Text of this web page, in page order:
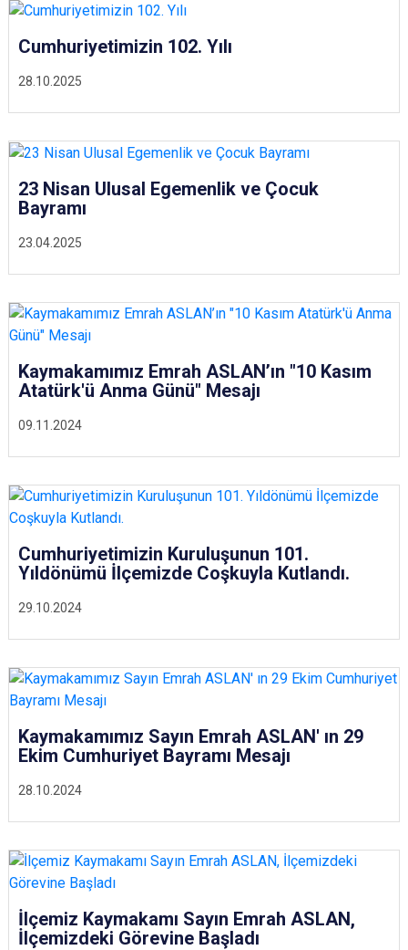
28.10.2025
Cumhuriyetimizin 102. Yılı
23.04.2025
23 Nisan Ulusal Egemenlik ve Çocuk
Bayramı
09.11.2024
Kaymakamımız Emrah ASLAN’ın "10 Kasım
Atatürk'ü Anma Günü" Mesajı
29.10.2024
Cumhuriyetimizin Kuruluşunun 101.
Yıldönümü İlçemizde Coşkuyla Kutlandı.
28.10.2024
Kaymakamımız Sayın Emrah ASLAN' ın 29
Ekim Cumhuriyet Bayramı Mesajı
İlçemiz Kaymakamı Sayın Emrah ASLAN,
İlçemizdeki Görevine Başladı